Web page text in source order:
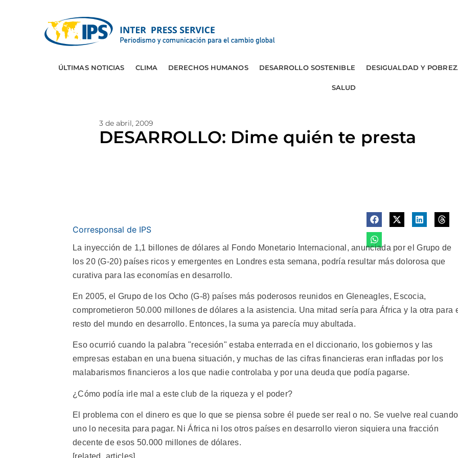
ÚLTIMAS NOTICIAS CLIMA DERECHOS HUMANOS DESARROLLO SOSTENIBLE DESIGUALDAD Y
SALUD
3 de abril, 2009
DESARROLLO: Dime quién te presta
Corresponsal de IPS
La inyección de 1,1 billones de dólares al Fondo Monetario Internacional, anunciada por el Grupo de
los 20 (G-20) países ricos y emergentes en Londres esta semana, podría resultar más dolorosa que
curativa para las economías en desarrollo.
En 2005, el Grupo de los Ocho (G-8) países más poderosos reunidos en Gleneagles, Escocia,
comprometieron 50.000 millones de dólares a la asistencia. Una mitad sería para África y la otra para
resto del mundo en desarrollo. Entonces, la suma ya parecía muy abultada.
Eso ocurrió cuando la palabra "recesión" estaba enterrada en el diccionario, los gobiernos y las
empresas estaban en una buena situación, y muchas de las cifras financieras eran infladas por los
malabarismos financieros a los que nadie controlaba y por una deuda que podía pagarse.
¿Cómo podía irle mal a este club de la riqueza y el poder?
El problema con el dinero es que lo que se piensa sobre él puede ser real o no. Se vuelve real cuando
uno lo necesita para pagar. Ni África ni los otros países en desarrollo vieron siquiera una fracción
decente de esos 50.000 millones de dólares.
[related_articles]